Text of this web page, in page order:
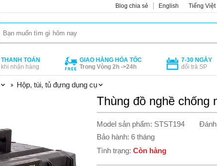
Blog chia sẻ English Tiếng Việt
THANH TOÁN
khi nhận hàng
GIAO HÀNG HỎA TỐC
Trong Vòng 2h ->24h
7-30 NGÀY
đổi trả SP
Hộp, túi, tủ đựng dụng cụ
Thùng đồ nghề chống
Model sản phẩm: STST194
Bảo hành: 6 tháng
Tình trạng: Còn hàng